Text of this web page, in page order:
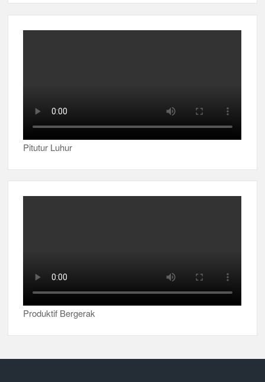
Pitutur Luhur
Produktif Bergerak